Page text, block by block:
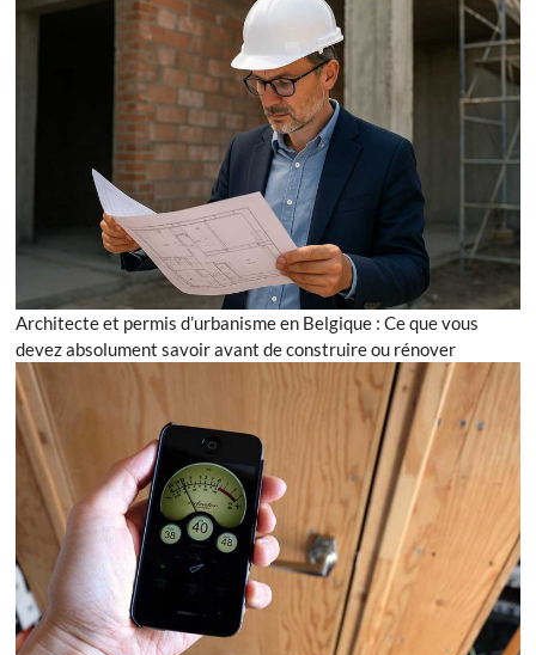
Architecte et permis d’urbanisme en Belgique : Ce que vous
devez absolument savoir avant de construire ou rénover